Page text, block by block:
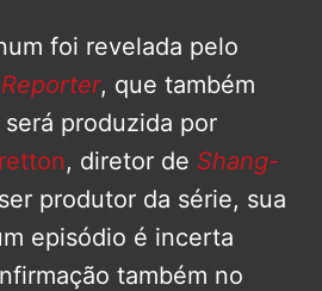
foi revelada pelo
, que também
produzida por
, diretor de Shang-
produtor da série, sua
episódio é incerta
também no